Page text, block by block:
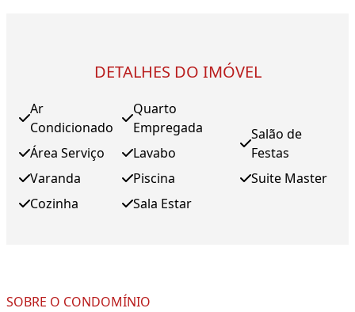
DETALHES DO IMÓVEL
Ar
Condicionado
Área Serviço
Varanda
Cozinha
Quarto
Empregada
Lavabo
Piscina
Sala Estar
Salão de
Festas
Suite Master
SOBRE O CONDOMÍNIO